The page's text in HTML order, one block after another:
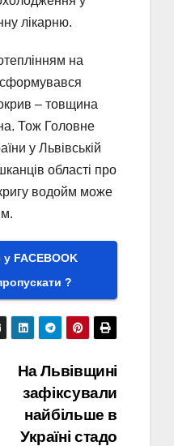
лікарню.
на
– товщина
Тож Головне
у Львівській
області про
водойм може
FACEBOOK
?
На Львівщині
зафіксували
найбільше в
Україні стадо